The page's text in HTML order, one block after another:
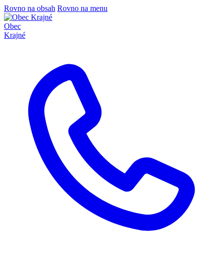
Rovno na obsah Rovno na menu
Obec
Krajné